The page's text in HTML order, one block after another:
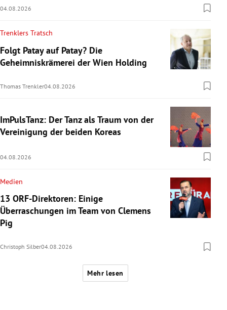
04.08.2026
Trenklers Tratsch
Folgt Patay auf Patay? Die
Geheimniskrämerei der Wien Holding
Thomas Trenkler04.08.2026
ImPulsTanz: Der Tanz als Traum von der
Vereinigung der beiden Koreas
04.08.2026
Medien
13 ORF-Direktoren: Einige
Überraschungen im Team von Clemens
Pig
Christoph Silber04.08.2026
Mehr lesen